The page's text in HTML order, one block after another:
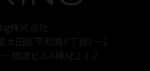
株式会社
大田区平和島6丁目1ー1
物流ビルA棟AE2-1-2